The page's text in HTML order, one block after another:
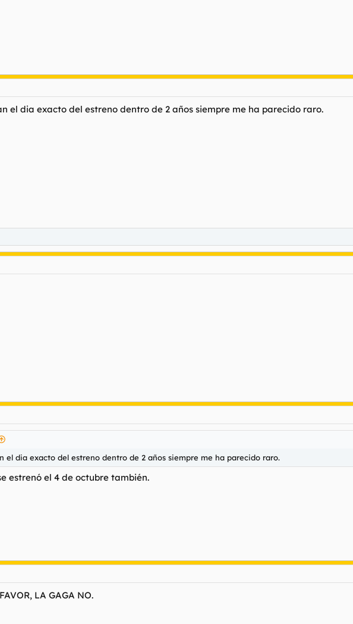
el dia exacto del estreno dentro de 2 años siempre me ha parecido raro.
el dia exacto del estreno dentro de 2 años siempre me ha parecido raro.
estrenó el 4 de octubre también.
LA GAGA NO.